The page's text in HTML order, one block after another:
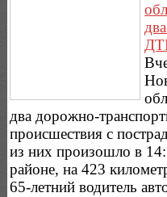
два дорожно-
происшествия с
из них произошло в
районе, на 423
65-летний водитель